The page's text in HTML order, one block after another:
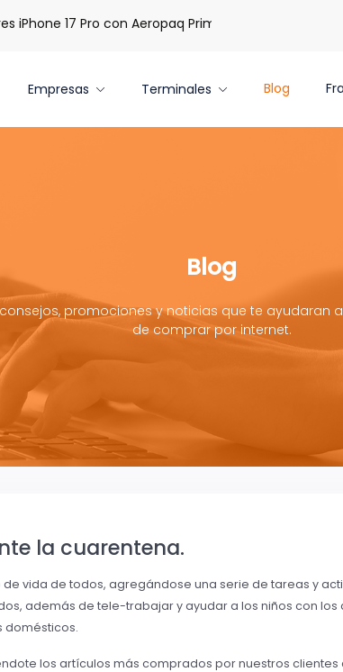
17 Pro con Aeropaq Prime ¡Regístrate
Empresas Terminales Blog
Blog
promociones y noticias que te ayudaran
de comprar por internet.
la cuarentena.
vida de todos, agregándose una serie de tareas y
además de tele-trabajar y ayudar a los niños con los
domésticos.
los artículos más comprados por nuestros clientes